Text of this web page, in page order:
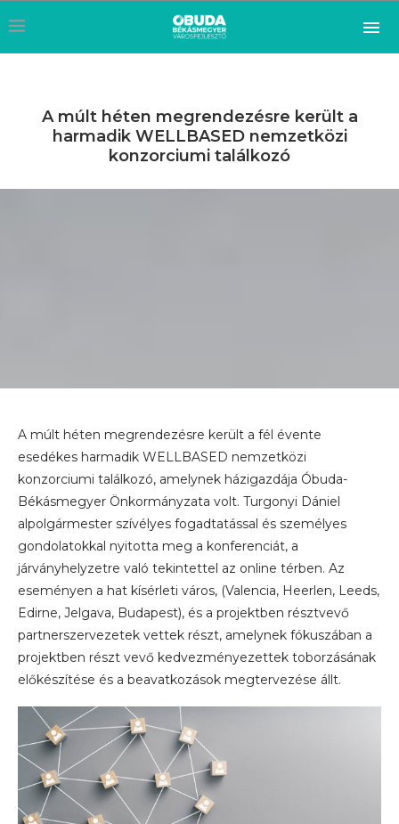
A múlt héten megrendezésre került a
harmadik WELLBASED nemzetközi
konzorciumi találkozó
A múlt héten megrendezésre került a fél évente
esedékes harmadik WELLBASED nemzetközi
konzorciumi találkozó, amelynek házigazdája Óbuda-
Békásmegyer Önkormányzata volt. Turgonyi Dániel
alpolgármester szívélyes fogadtatással és személyes
gondolatokkal nyitotta meg a konferenciát, a
járványhelyzetre való tekintettel az online térben. Az
eseményen a hat kísérleti város, (Valencia, Heerlen, Leeds,
Edirne, Jelgava, Budapest), és a projektben résztvevő
partnerszervezetek vettek részt, amelynek fókuszában a
projektben részt vevő kedvezményezettek toborzásának
előkészítése és a beavatkozások megtervezése állt.